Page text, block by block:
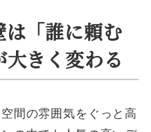
「誰に頼む
きく変わる
間の雰囲気をぐっと高